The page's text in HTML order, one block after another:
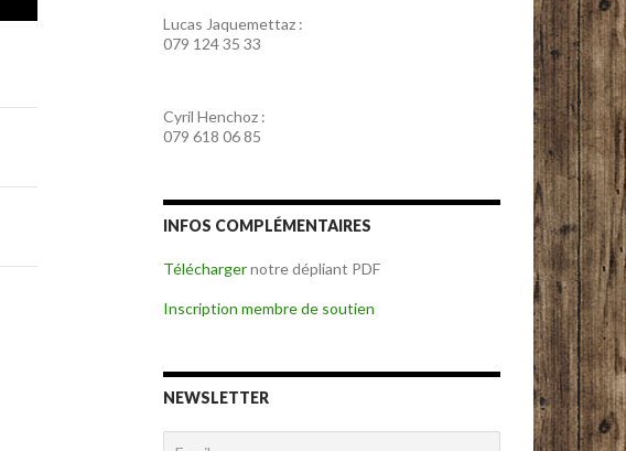
Lucas Jaquemettaz :
079 124 35 33
Cyril Henchoz :
079 618 06 85
INFOS COMPLÉMENTAIRES
Téléchargernotre dépliant PDF
Inscription membre de soutien
NEWSLETTER